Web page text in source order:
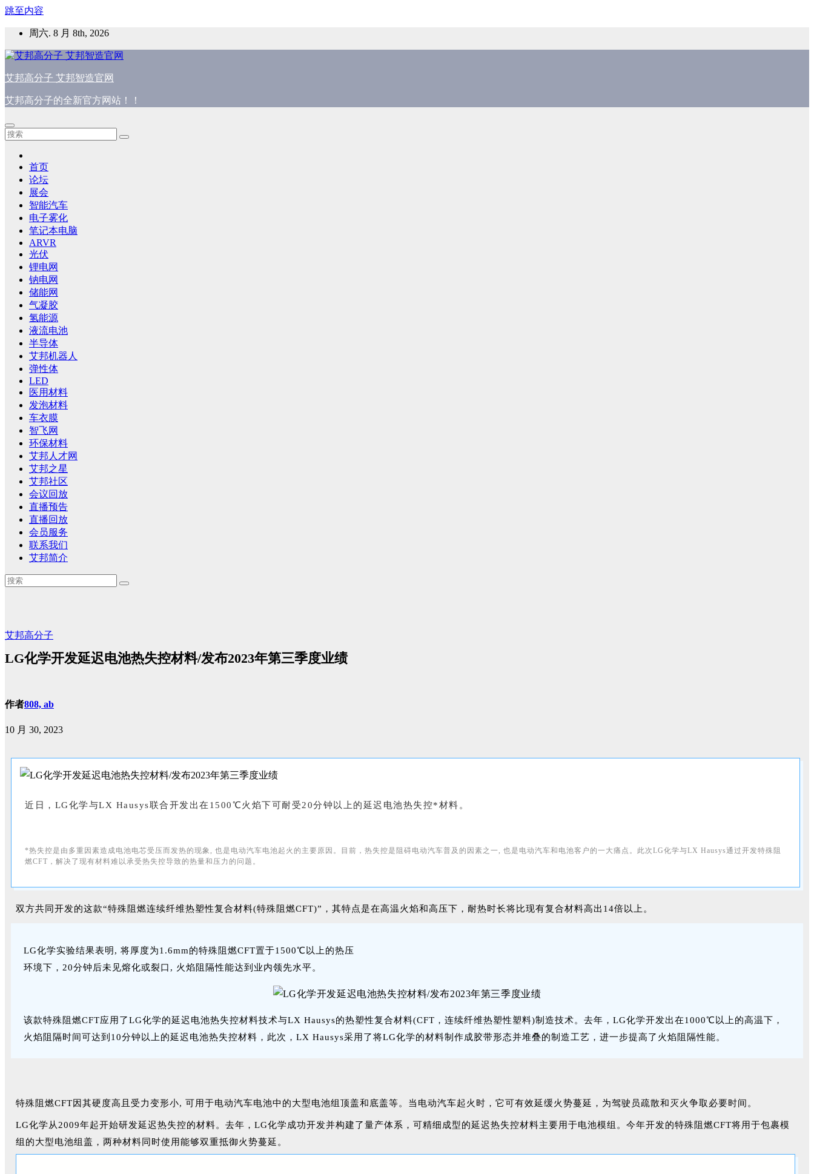
跳至内容
周六. 8 月 8th, 2026
艾邦高分子 艾邦智造官网
艾邦高分子的全新官方网站！！
首页
论坛
展会
智能汽车
电子雾化
笔记本电脑
ARVR
光伏
锂电网
钠电网
储能网
气凝胶
氢能源
液流电池
半导体
艾邦机器人
弹性体
LED
医用材料
发泡材料
车衣膜
智飞网
环保材料
艾邦人才网
艾邦之星
艾邦社区
会议回放
直播预告
直播回放
会员服务
联系我们
艾邦简介
艾邦高分子
LG化学开发延迟电池热失控材料/发布2023年第三季度业绩
作者808, ab
10 月 30, 2023
近日，LG化学与LX Hausys联合开发出在1500℃火焰下可耐受20分钟以上的延迟电池热失控*材料。
*热失控是 由多重因素造成电池电芯受压而发热的现象, 也是电动汽车电池起火的主要原因。 目前，热失控是阻碍电动汽车普及的因素之一, 也是电动汽车和电池客户的一大痛点。 此次LG化学与LX Hausys通过开发特殊阻
燃CFT，解决了现有材料难以承受热失控导致的热量和压力的问题。
双方共同开发的这款“特殊阻燃连续纤维热塑性复合材料(特殊阻燃CFT)”，其特点是在高温火焰和高压下，耐热时长将比现有复合材料高出14倍以上。
LG化学实验结果表明, 将厚度为1.6mm的特殊阻燃CFT置于1500℃以上的热压
环境下，20分钟后未见熔化或裂口, 火焰阻隔性能达到业内领先水平。
该款特殊阻燃CFT应用了LG化学的延迟电池热失控材料技术与LX Hausys的热塑性复合材料(CFT，连续纤维热塑性塑料)制造技术。 去年，LG化学开发出在1000℃以上的高温下，
火焰阻隔时间可达到10分钟以上的延迟电池热失控材料，此次，LX Hausys采用了将LG化学的材料制作成胶带形态并堆叠的制造工艺，进一步提高了火焰阻隔性能。
特殊阻燃CFT因其硬度高且受力变形小, 可用于电动汽车电池中的大型电池组顶盖和底盖等。当电动汽车起火时，它可有效延缓火势蔓延，为驾驶员疏散和灭火争取必要时间。
LG化学从2009年起开始研发延迟热失控的材料。去年，LG化学成功开发并构建了量产体系，可精细成型的延迟热失控材料主要用于电池模组。今年开发的特殊阻燃CFT将用于包裹模
组的大型电池组盖，两种材料同时使用能够双重抵御火势蔓延。